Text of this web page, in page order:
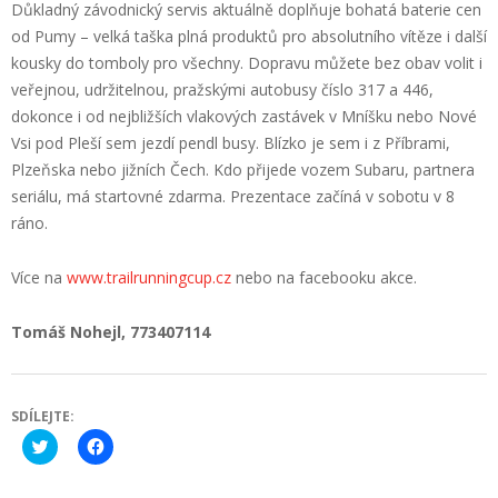
Důkladný závodnický servis aktuálně doplňuje bohatá baterie cen
od Pumy – velká taška plná produktů pro absolutního vítěze i další
kousky do tomboly pro všechny. Dopravu můžete bez obav volit i
veřejnou, udržitelnou, pražskými autobusy číslo 317 a 446,
dokonce i od nejbližších vlakových zastávek v Mníšku nebo Nové
Vsi pod Pleší sem jezdí pendl busy. Blízko je sem i z Příbrami,
Plzeňska nebo jižních Čech. Kdo přijede vozem Subaru, partnera
seriálu, má startovné zdarma. Prezentace začíná v sobotu v 8
ráno.
Více na www.trailrunningcup.cz nebo na facebooku akce.
Tomáš Nohejl, 773407114
SDÍLEJTE:
Click
to
Click
to